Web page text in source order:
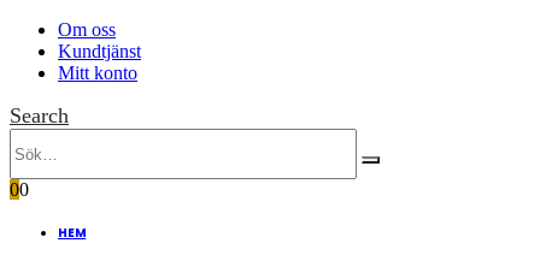
Om oss
Kundtjänst
Mitt konto
Search
00
HEM